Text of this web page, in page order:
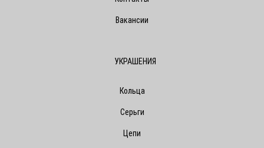
Вакансии
УКРАШЕНИЯ
Кольца
Серьги
Цепи